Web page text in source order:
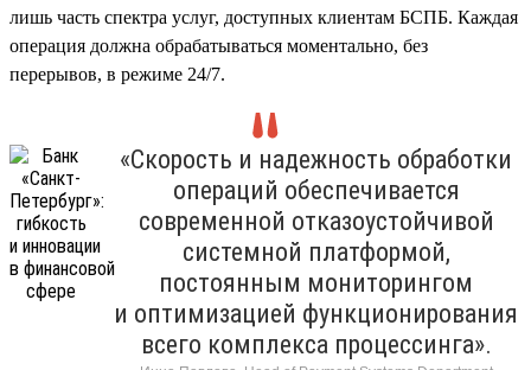
лишь часть спектра услуг, доступных клиентам БСПБ. Каждая
операция должна обрабатываться моментально, без
перерывов, в режиме 24/7.
«Скорость и надежность обработки
операций обеспечивается
современной отказоустойчивой
системной платформой,
постоянным мониторингом
и оптимизацией функционирования
всего комплекса процессинга».